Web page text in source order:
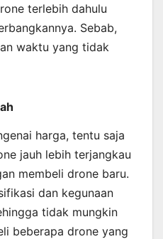
terlebih dahulu
Sebab,
waktu yang tidak
harga, tentu saja
jauh lebih terjangkau
membeli drone baru.
dan kegunaan
tidak mungkin
beberapa drone yang